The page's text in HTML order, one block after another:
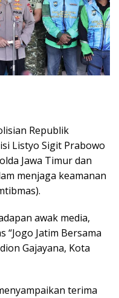
Republik
Listyo Sigit Prabowo
Jawa Timur dan
menjaga keamanan
awak media,
“Jogo Jatim Bersama
Gajayana, Kota
terima